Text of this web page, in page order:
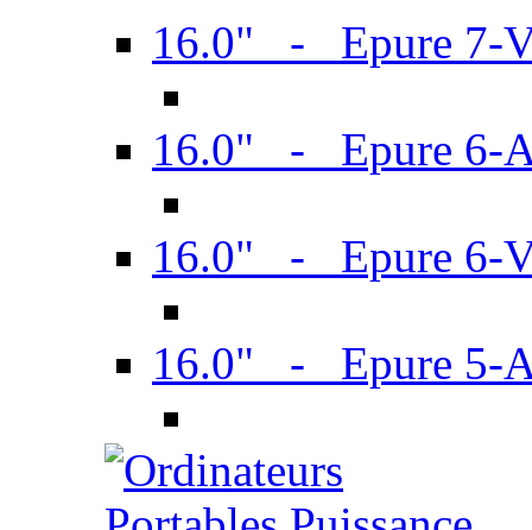
16.0" - Epure 7-
16.0" - Epure 6-
16.0" - Epure 6-
16.0" - Epure 5-